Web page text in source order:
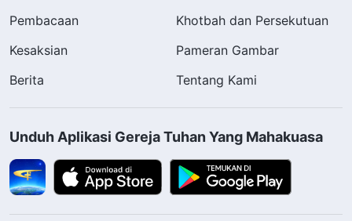
Pembacaan
Khotbah dan Persekutuan
Kesaksian
Pameran Gambar
Berita
Tentang Kami
Unduh Aplikasi Gereja Tuhan Yang Mahakuasa